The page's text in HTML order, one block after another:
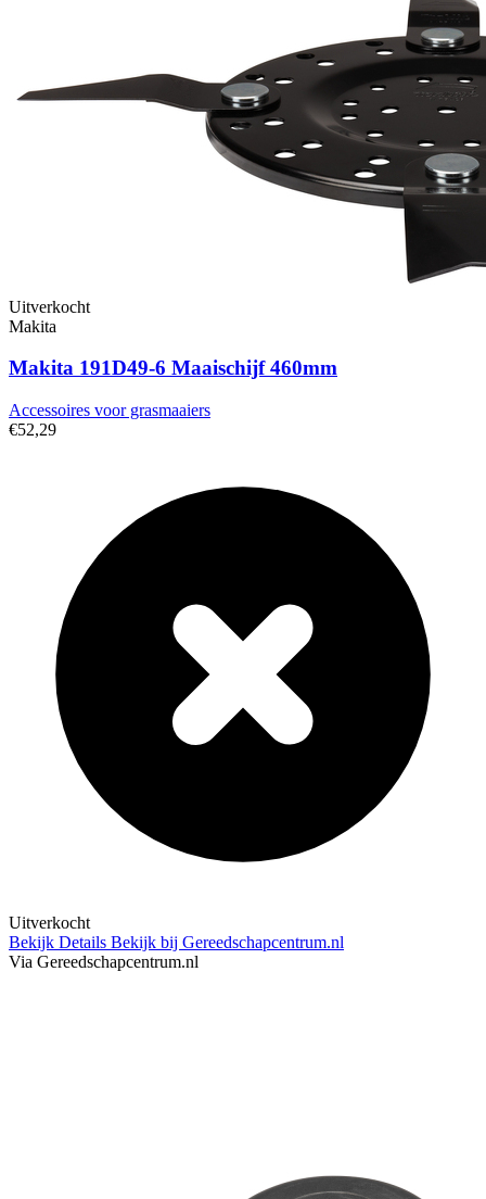
Uitverkocht
Makita
Makita 191D49-6 Maaischijf 460mm
Accessoires voor grasmaaiers
€52,29
Uitverkocht
Bekijk Details Bekijk bij Gereedschapcentrum.nl
Via Gereedschapcentrum.nl